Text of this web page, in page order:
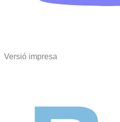
Versió impresa